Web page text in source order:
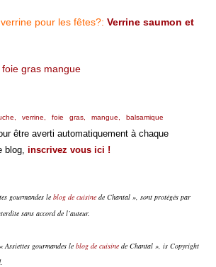
pour les fêtes?: Verrine saumon et
gras mangue
verrine, foie gras, mangue, balsamique
être averti automatiquement à chaque
blog, inscrivez vous ici !
gourmandes le blog de cuisinede Chantal », sont protégés par
sans accord de l’auteur.
gourmandes le blog de cuisinede Chantal », is Copyright